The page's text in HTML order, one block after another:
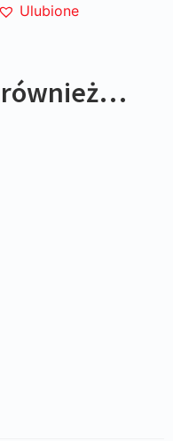
Ulubione
również…